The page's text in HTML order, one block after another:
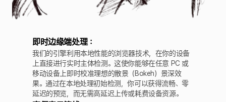
即时边缘端处理：
我们的引擎利用本地性能的浏览器技术，在你的设备
上直接进行实时主体检测。这使你能够在任意 PC 或
移动设备上即时校准理想的散景（Bokeh）景深效
果。通过在本地处理初始检测，你可以获得流畅、零
延迟的预览，而无需高延迟上传或耗费设备资源。